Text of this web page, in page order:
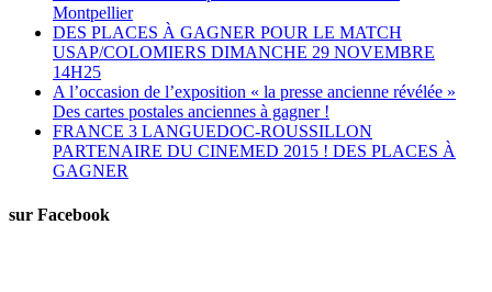
Montpellier
DES PLACES À GAGNER POUR LE MATCH
USAP/COLOMIERS DIMANCHE 29 NOVEMBRE
14H25
A l’occasion de l’exposition « la presse ancienne révélée »
Des cartes postales anciennes à gagner !
FRANCE 3 LANGUEDOC-ROUSSILLON
PARTENAIRE DU CINEMED 2015 ! DES PLACES À
GAGNER
sur Facebook